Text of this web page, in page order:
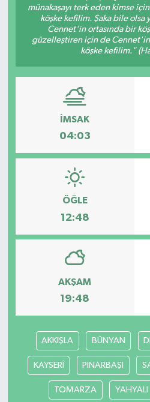
münakaşayı terk eden kimse
köşke kefilim. Şaka bile olsa
Cennet'in ortasında bir
güzelleştiren için de
köşke kefilim."
İMSAK
04:03
ÖĞLE
12:48
AKŞAM
19:48
AKKIŞLA BÜNYAN
KAYSERİ PINARBAŞI
TOMARZA YAHYALI